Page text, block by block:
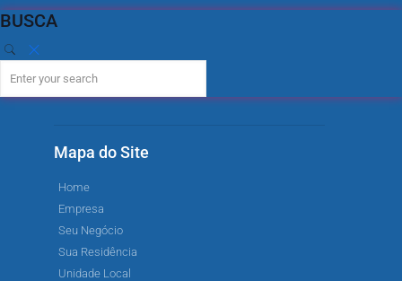
BUSCA
Mapa do Site
Home
Empresa
Seu Negócio
Sua Residência
Unidade Local